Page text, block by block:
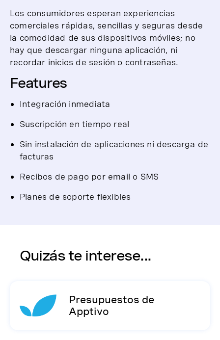
Los consumidores esperan experiencias
comerciales rápidas, sencillas y seguras desde
la comodidad de sus dispositivos móviles; no
hay que descargar ninguna aplicación, ni
recordar inicios de sesión o contraseñas.
Features
Integración inmediata
Suscripción en tiempo real
Sin instalación de aplicaciones ni descarga de
facturas
Recibos de pago por email o SMS
Planes de soporte flexibles
Quizás te interese...
Presupuestos de
Apptivo